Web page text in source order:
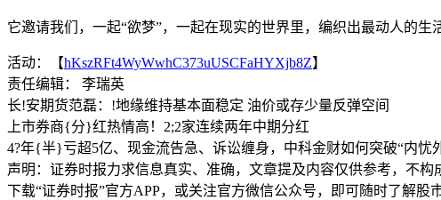
它邀请我们，一起“欲梦”，一起在现实的世界里，编织出最动人的生
活动：【hKszRFt4WyWwhC373uUSCFaHYXjb8Z】
责任编辑： 李瑞英
长!安期货范磊：!地缘维持基本面稳定 油价或存少量反弹空间
上市券商{分}红热情高！2;2家连续两年中期分红
4?年{半}亏超5亿、现金流告急、诉讼缠身，中科金财如何突破“内忧
声明：证券时报力求信息真实、准确，文章提及内容仅供参考，不
下载“证券时报”官方APP，或关注官方微信公众号，即可随时了解股